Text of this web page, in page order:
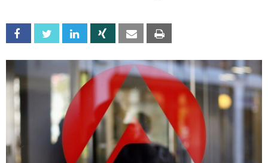
Facebook Twitter Linkedin Xing Email